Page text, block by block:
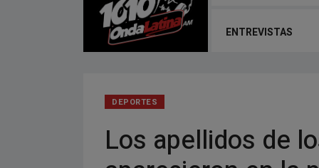
ENTREVISTAS
DEPORTES
Los apellidos de